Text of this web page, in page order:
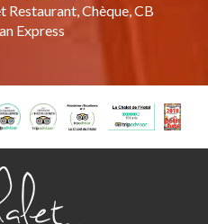
Restaurant, Chèque, CB
Express